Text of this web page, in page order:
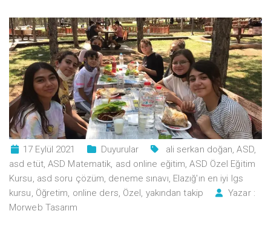
17 Eylül 2021 Duyurular ali serkan doğan,ASD,
asd etüt,ASD Matematik, asd online eğitim,ASD Özel Eğitim
Kursu, asd soru çözüm, deneme sınavı, Elazığ'ın en iyi lgs
kursu, Öğretim, online ders, Özel, yakından takip
Yazar :
Morweb Tasarım